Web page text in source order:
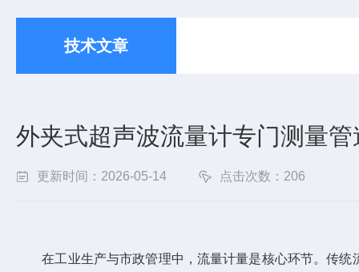
技术文章
外夹式超声波流量计专门测量
更新时间：2026-05-14 点击次数：206
在工业生产与市政管理中，流量计量是核心环节。传统